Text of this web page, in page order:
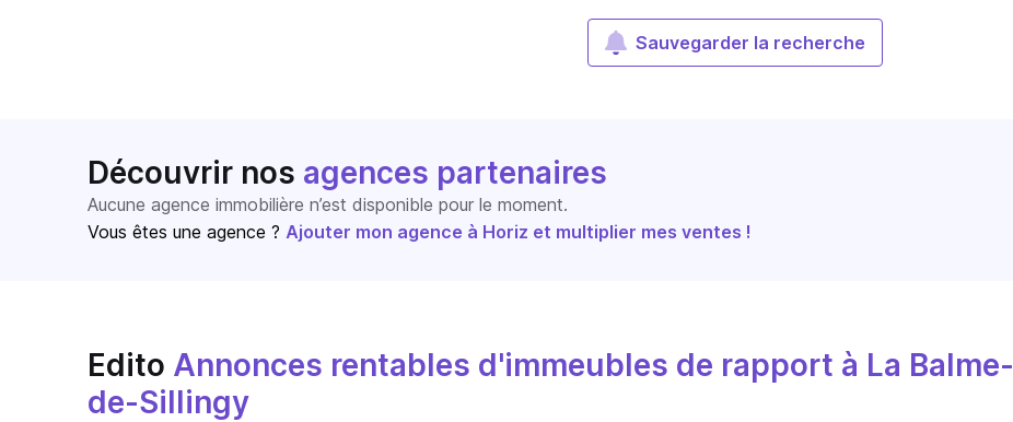
Sauvegarder la recherche
Découvrir nos agences partenaires
Aucune agence immobilière n’est disponible pour le moment.
Vous êtes une agence ? Ajouter mon agence à Horiz et multiplier mes ventes !
Edito Annonces rentables d'immeubles de rapport à La Balme-
de-Sillingy